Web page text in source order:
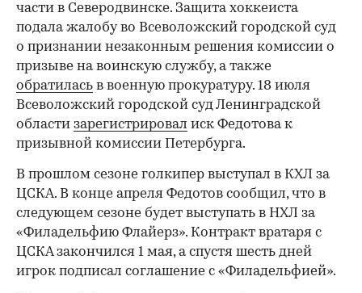
части в Северодвинске. Защита хоккеиста
подала жалобу во Всеволожский городской суд
о признании незаконным решения комиссии о
призыве на воинскую службу, а также
обратилась в военную прокуратуру. 18 июля
Всеволожский городской суд Ленинградской
области зарегистрировал иск Федотова к
призывной комиссии Петербурга.
В прошлом сезоне голкипер выступал в КХЛ за
ЦСКА. В конце апреля Федотов сообщил, что в
следующем сезоне будет выступать в НХЛ за
«Филадельфию Флайерз». Контракт вратаря с
ЦСКА закончился 1 мая, а спустя шесть дней
игрок подписал соглашение с «Филадельфией».